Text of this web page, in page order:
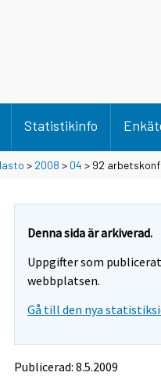
Statistikinfo
> 2008 > 04 > 92
Denna sida är arkiverad.
Uppgifter som
webbplatsen.
Gå till den nya
Publicerad: 8.5.2009